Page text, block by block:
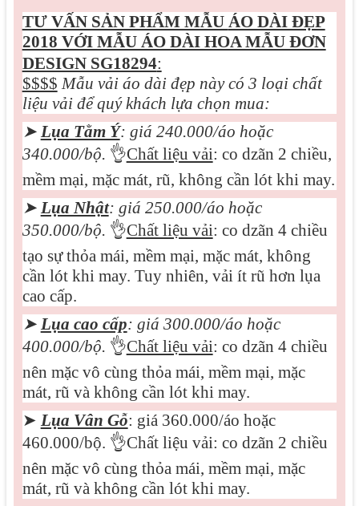
TƯ VẤN SẢN PHẨM MẪU ÁO DÀI ĐẸP
2018 VỚI MẪU ÁO DÀI HOA MẪU ĐƠN
DESIGN SG18294:
$$$$ Mẫu vải áo dài đẹp này có 3 loại chất
liệu vải để quý khách lựa chọn mua:
➤ Lụa Tằm Ý: giá 240.000/áo hoặc
340.000/bộ. 👌Chất liệu vải: co dzãn 2 chiều,
mềm mại, mặc mát, rũ, không cần lót khi may.
➤ Lụa Nhật: giá 250.000/áo hoặc
350.000/bộ. 👌Chất liệu vải: co dzãn 4 chiều
tạo sự thỏa mái, mềm mại, mặc mát, không
cần lót khi may. Tuy nhiên, vải ít rũ hơn lụa
cao cấp.
➤ Lụa cao cấp: giá 300.000/áo hoặc
400.000/bộ. 👌Chất liệu vải: co dzãn 4 chiều
nên mặc vô cùng thỏa mái, mềm mại, mặc
mát, rũ và không cần lót khi may.
➤ Lụa Vân Gỗ: giá 360.000/áo hoặc
460.000/bộ. 👌Chất liệu vải: co dzãn 2 chiều
nên mặc vô cùng thỏa mái, mềm mại, mặc
mát, rũ và không cần lót khi may.